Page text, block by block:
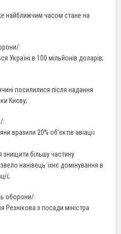
найближчим часом стане на
:
Україні в 100 мільйонів доларів;
посилилися після надання
Києву;
:
вразили 20% об’єктів авіації
більшу частину
нанівець їхнє домінування в
оборони/:
Резнікова з посади міністра